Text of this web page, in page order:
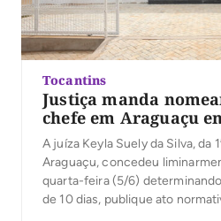
Tocantins
Justiça manda
chefe em Araguaçu
A juíza Keyla Suely da Silva, da
Araguaçu, concedeu
quarta-feira (5/6)
de 10 dias, publique ato